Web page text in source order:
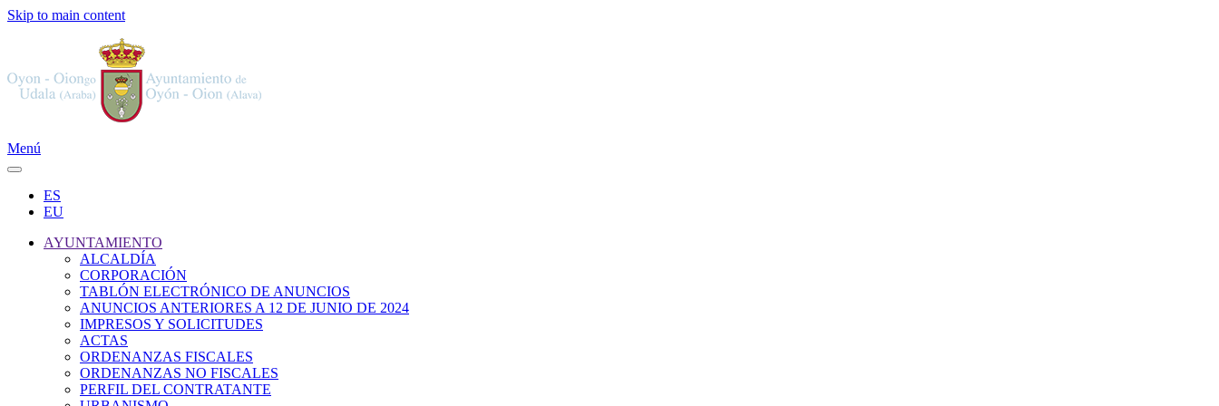
Skip to main content
Menú
ES
EU
AYUNTAMIENTO
ALCALDÍA
CORPORACIÓN
TABLÓN ELECTRÓNICO DE ANUNCIOS
ANUNCIOS ANTERIORES A 12 DE JUNIO DE 2024
IMPRESOS Y SOLICITUDES
ACTAS
ORDENANZAS FISCALES
ORDENANZAS NO FISCALES
PERFIL DEL CONTRATANTE